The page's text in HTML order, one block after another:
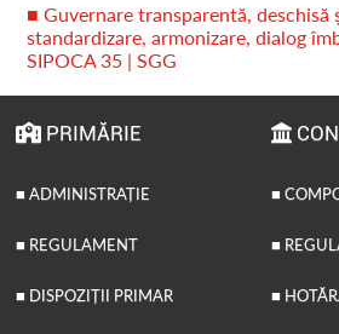
■ Guvernare transparentă, deschisă
standardizare, armonizare, dialog
SIPOCA 35 | SGG
PRIMĂRIE
■ ADMINISTRAȚIE
■ REGULAMENT
■ DISPOZIȚII PRIMAR
■
■
■